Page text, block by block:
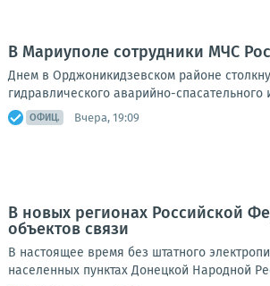
В Мариуполе сотрудники МЧС
Днем в Орджоникидзевском районе
гидравлического аварийно-спасательного
ОФИЦ. Вчера, 19:09
В новых регионах Российской
объектов связи
В настоящее время без штатного
населенных пунктах Донецкой Народной